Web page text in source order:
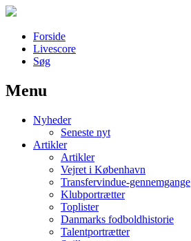
Forside
Livescore
Søg
Наши партнеры
лучшие займы
Menu
Nyheder
Seneste nyt
Artikler
Artikler
Vejret i København
Transfervindue-gennemgange
Klubportrætter
Toplister
Danmarks fodboldhistorie
Talentportrætter